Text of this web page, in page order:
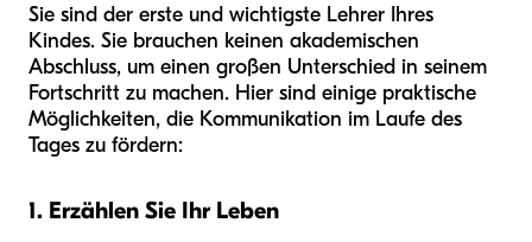
Sie sind der erste und wichtigste Lehrer Ihres
Kindes. Sie brauchen keinen akademischen
Abschluss, um einen großen Unterschied in seinem
Fortschritt zu machen. Hier sind einige praktische
Möglichkeiten, die Kommunikation im Laufe des
Tages zu fördern:
1. Erzählen Sie Ihr Leben